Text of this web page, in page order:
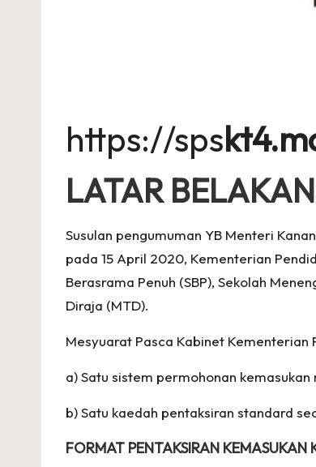
https://sps
LATAR
Susulan pengumuman YB Menteri
pada 15 April 2020, Kementerian
Berasrama Penuh (SBP), Sekolah
Diraja (MTD).
Mesyuarat Pasca Kabinet
a) Satu sistem permohonan
b) Satu kaedah pentaksiran standard
FORMAT PENTAKSIRAN KEMASUKAN